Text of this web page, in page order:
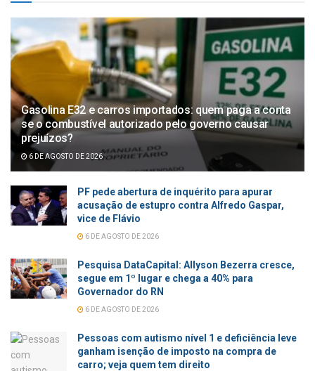
Gasolina E32 e carros importados: quem paga a conta
se o combustível autorizado pelo governo causar
prejuízos?
6 DE AGOSTO DE 2026
PF pede abertura de inquérito para apurar
acusação de estupro contra Alfredo Gaspar,
vice de Flávio
6 DE AGOSTO DE 2026
Pesquisa DataCapital: Allyson Bezerra cresce,
segue em 1º lugar e chega a 40% para
Governador do RN
6 DE AGOSTO DE 2026
Pessoas com autismo nível 1 e deficiência leve
ganham isenção de imposto na compra de
carro; veja quem tem direito